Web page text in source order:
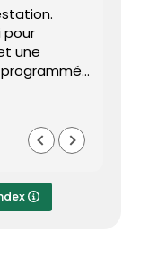
une
à
de
m’a été
ce qui est